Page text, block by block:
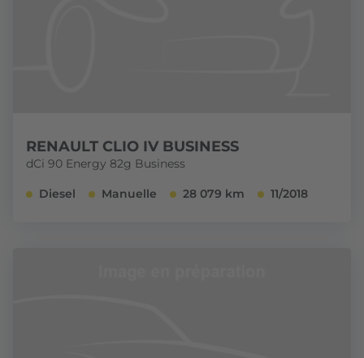
RENAULT CLIO IV BUSINESS
dCi 90 Energy 82g Business
Diesel Manuelle 28 079 km 11/2018